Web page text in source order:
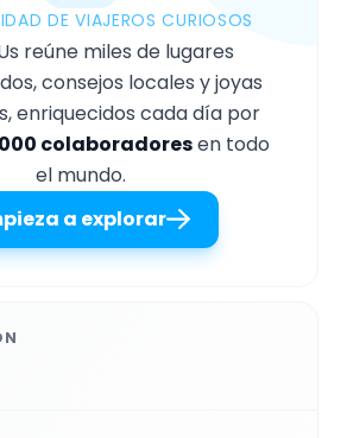
DE VIAJEROS CURIOSOS
reúne miles de lugares
consejos locales y joyas
enriquecidos cada día por
colaboradoresen todo
el mundo.
a explorar